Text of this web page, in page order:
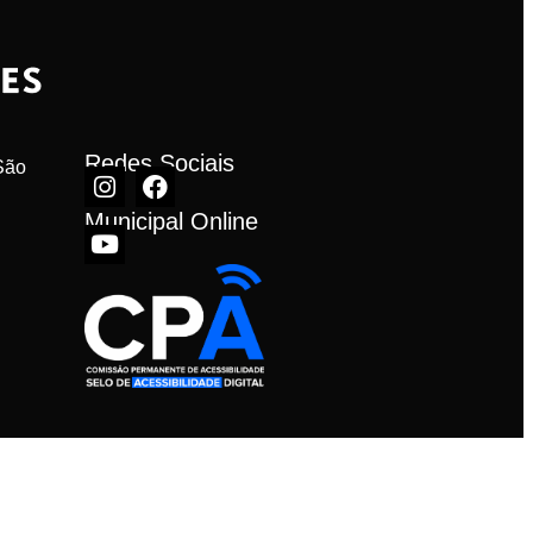
Redes Sociais
Municipal Online